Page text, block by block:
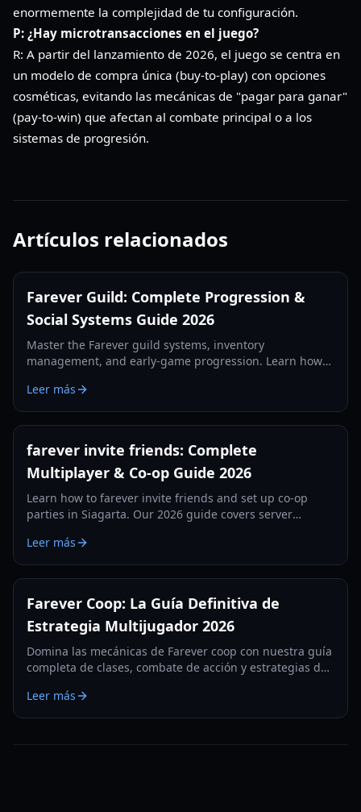
enormemente la complejidad de tu configuración.
P: ¿Hay microtransacciones en el juego?
R: A partir del lanzamiento de 2026, el juego se centra en
un modelo de compra única (buy-to-play) con opciones
cosméticas, evitando las mecánicas de "pagar para ganar"
(pay-to-win) que afectan al combate principal o a los
sistemas de progresión.
Artículos relacionados
Farever Guild: Complete Progression &
Social Systems Guide 2026
Master the Farever guild systems, inventory
management, and early-game progression. Learn how
social features.
Leer más
farever invite friends: Complete
Multiplayer & Co-op Guide 2026
Learn how to farever invite friends and set up co-op
parties in Siagarta. Our 2026 guide covers server
Leer más
Farever Coop: La Guía Definitiva de
Estrategia Multijugador 2026
Domina las mecánicas de Farever coop con nuestra guía
completa de clases, combate de acción y estrategias de
Leer más